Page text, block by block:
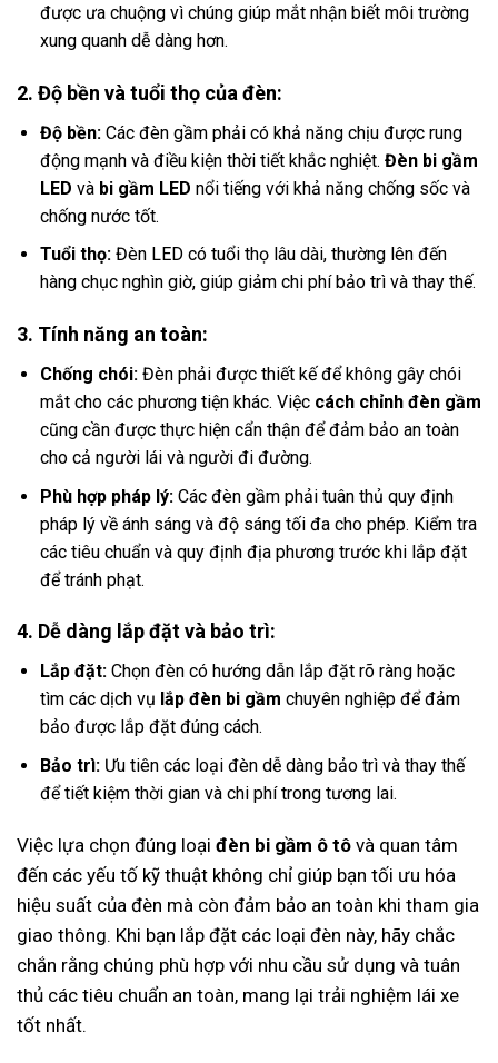
được ưa chuộng vì chúng giúp mắt nhận biết môi trường
xung quanh dễ dàng hơn.
2. Độ bền và tuổi thọ của đèn:
Độ bền:Các đèn gầm phải có khả năng chịu được rung
động mạnh và điều kiện thời tiết khắc nghiệt. Đèn bi gầm
LED và bi gầm LED nổi tiếng với khả năng chống sốc và
chống nước tốt.
Tuổi thọ:Đèn LED có tuổi thọ lâu dài, thường lên đến
hàng chục nghìn giờ, giúp giảm chi phí bảo trì và thay thế.
3. Tính năng an toàn:
Chống chói:Đèn phải được thiết kế để không gây chói
mắt cho các phương tiện khác. Việc cách chỉnh đèn gầm
cũng cần được thực hiện cẩn thận để đảm bảo an toàn
cho cả người lái và người đi đường.
Phù hợp pháp lý:Các đèn gầm phải tuân thủ quy định
pháp lý về ánh sáng và độ sáng tối đa cho phép. Kiểm tra
các tiêu chuẩn và quy định địa phương trước khi lắp đặt
để tránh phạt.
4. Dễ dàng lắp đặt và bảo trì:
Lắp đặt:Chọn đèn có hướng dẫn lắp đặt rõ ràng hoặc
tìm các dịch vụ lắp đèn bi gầm chuyên nghiệp để đảm
bảo được lắp đặt đúng cách.
Bảo trì:Ưu tiên các loại đèn dễ dàng bảo trì và thay thế
để tiết kiệm thời gian và chi phí trong tương lai.
Việc lựa chọn đúng loại đèn bi gầm ô tô và quan tâm
đến các yếu tố kỹ thuật không chỉ giúp bạn tối ưu hóa
hiệu suất của đèn mà còn đảm bảo an toàn khi tham gia
giao thông. Khi bạn lắp đặt các loại đèn này, hãy chắc
chắn rằng chúng phù hợp với nhu cầu sử dụng và tuân
thủ các tiêu chuẩn an toàn, mang lại trải nghiệm lái xe
tốt nhất.